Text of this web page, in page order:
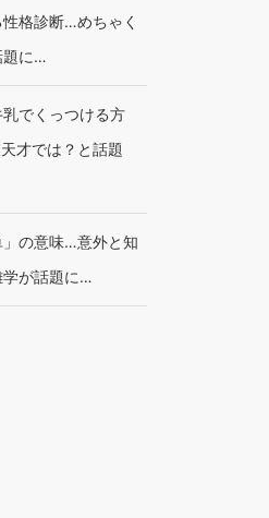
格診断…めちゃく
題に…
でくっつける方
才では？と話題
の意味…意外と知
学が話題に…